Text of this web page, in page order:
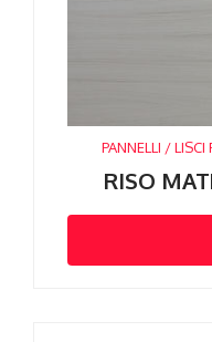
PANNELLI /
RISO